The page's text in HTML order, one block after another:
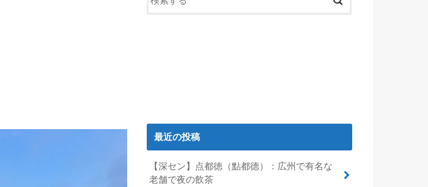
最近の投稿
【深セン】点都徳（點都德）：広州で有名な
老舗で夜の飲茶